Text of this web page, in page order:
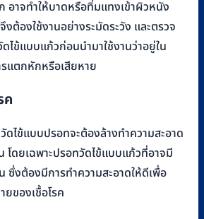
อาจทำให้บาดหรือทิ่มแทงเข้าผิวหนัง
งต้องใช้งานอย่างระมัดระวัง และตรวจ
ไข้แบบแก้วก่อนนำมาใช้งานว่าอยู่ใน
แตกหักหรือเสียหาย
ค
ดไข้แบบปรอทจะต้องล้างทำความสะอาด
โดยเฉพาะปรอทวัดไข้แบบแก้วที่อาจมี
ซึ่งต้องมีการทำความสะอาดให้ดีเพื่อ
ยของเชื้อโรค